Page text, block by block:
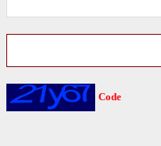
Code